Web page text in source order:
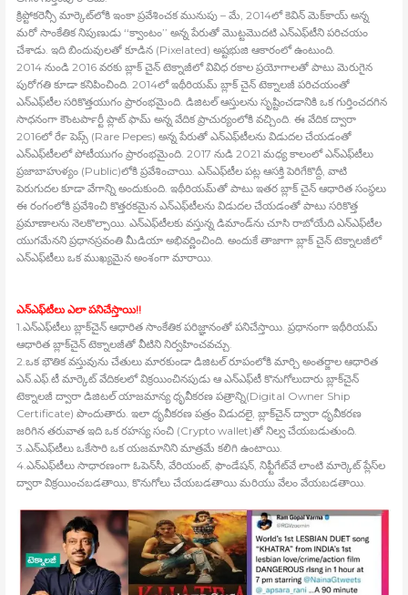
క్రిప్టోకరెన్సీ మార్కెట్‍లోకి ఇంకా ప్రవేశించక మునుపు – మే, 2014లో కెవిన్‍ మెక్‍కాయ్‍ అన్న
మరో సాంకేతిక నిపుణుడు ‘‘క్వాంటం’’ అన్న పేరుతో మొట్టమొదటి ఎన్‍ఎఫ్‍టీని పరిచయం
చేశాడు. ఇది బిందువులతో కూడిన (Pixelated) అష్టభుజి ఆకారంలో ఉంటుంది.
2014 నుండి 2016 వరకు బ్లాక్‍ చైన్‍ టెక్నాజీలో వివిధ రకాల ప్రయోగాలతో పాటు మెరుగైన
పురోగతి కూడా కనిపించింది. 2014లో ఇథీరియమ్‍ బ్లాక్‍ చైన్‍ టెక్నాలజీ పరిచయంతో
ఎన్‍ఎఫ్‍టీల సరికొత్తయుగం ప్రారంభమైంది. డిజిటల్‍ ఆస్తులను సృష్టించడానికి ఒక గుర్తించదగిన
సాధనంగా కౌంటర్‍పార్టీ ప్లాట్‍ ఫామ్‍ అన్న వేదిక ప్రాచుర్యంలోకి వచ్చింది. ఈ వేదిక ద్వారా
2016లో రేర్‍ పెప్స్ (Rare Pepes) అన్న పేరుతో ఎన్‍ఎఫ్‍టీలను విడుదల చేయడంతో
ఎన్‍ఎఫ్‍టీలలో పోటీయుగం ప్రారంభమైంది. 2017 నుడి 2021 మధ్య కాలంలో ఎన్‍ఎఫ్‍టీలు
ప్రజాబాహుళ్యం (Public)లోకి ప్రవేశించాయి. ఎన్‍ఎఫ్‍టీల పట్ల ఆసక్తి పెరిగేకొద్దీ, వాటి
పెరుగుదల కూడా వేగాన్ని అందుకుంది. ఇథీరియమ్‍తో పాటు ఇతర బ్లాక్‍ చైన్‍ ఆధారిత సంస్థలు
ఈ రంగంలోకి ప్రవేశించి కొత్తరకమైన ఎన్‍ఎఫ్‍టీలను విడుదల చేయడంతో పాటు సరికొత్త
ప్రమాణాలను నెలకొల్పాయి. ఎన్‍ఎఫ్‍టీలకు వస్తున్న డిమాండ్‍ను చూసి రాబోయేది ఎన్‍ఎఫ్‍టీల
యుగమేనని ప్రధానస్రవంతి మీడియా అభివర్ణించింది. అందుకే తాజాగా బ్లాక్‍ చైన్‍ టెక్నాలజీలో
ఎన్‍ఎఫ్‍టీలు ఒక ముఖ్యమైన అంశంగా మారాయి.
ఎన్‍ఎఫ్‍టీలు ఎలా పనిచేస్తాయి!!
1.ఎన్‍ఎఫ్‍టీలు బ్లాక్‍చైన్‍ ఆధారిత సాంకేతిక పరిజ్ఞానంతో పనిచేస్తాయి. ప్రధానంగా ఇథీరియమ్‍
ఆధారిత బ్లాక్‍చైన్‍ టెక్నాలజీతో వీటిని నిర్వహించవచ్చు.
2.ఒక భౌతిక వస్తువును చేతులు మారకుండా డిజిటల్‍ రూపంలోకి మార్చి అంతర్జాల ఆధారిత
ఎన్‍.ఎఫ్‍.టీ మార్కెట్‍ వేదికలలో విక్రయించినపుడు ఆ ఎన్‍ఎఫ్‍టీ కొనుగోలుదారు బ్లాక్‍చైన్‍
టెక్నాలజీ ద్వారా డిజిటల్‍ యాజమాన్య ధృవీకరణ పత్రాన్ని(Digital Owner Ship
Certificate) పొందుతారు. ఇలా ధృవీకరణ పత్రం విడుదలై, బ్లాక్‍చైన్‍ ద్వారా ధృవీకరణ
జరిగిన తరువాత ఇది ఒక రహస్య సంచి (Crypto wallet)తో నిల్వ చేయబడుతుంది.
3.ఎన్‍ఎఫ్‍టీలు ఒకేసారి ఒక యజమానిని మాత్రమే కలిగి ఉంటాయి.
4.ఎన్‍ఎఫ్‍టీలు సాధారణంగా ఓపెన్‍సీ, వేరియంట్‍, ఫౌండేషన్‍, నిఫ్టీగేట్‍వే లాంటి మార్కెట్‍ ప్లేస్‍ల
ద్వారా విక్రయించబడతాయి, కొనుగోలు చేయబడతాయి మరియు వేలం వేయబడతాయి.